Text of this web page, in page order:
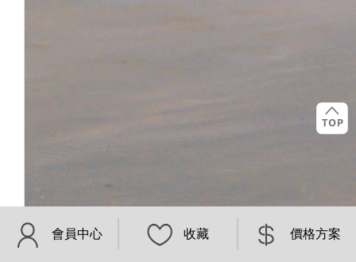
會員中心 收藏 價格方案